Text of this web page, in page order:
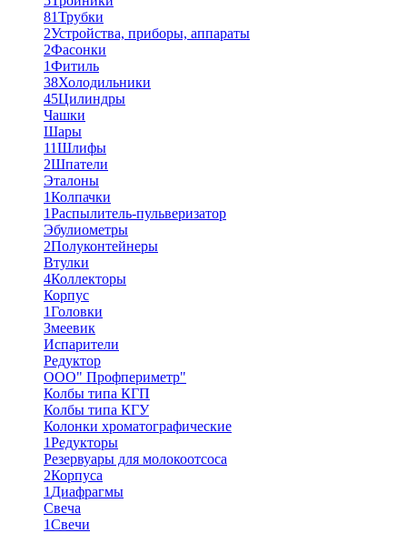
81Трубки
2Устройства, приборы, аппараты
2Фасонки
1Фитиль
38Холодильники
45Цилиндры
Чашки
Шары
11Шлифы
2Шпатели
Эталоны
1Колпачки
1Распылитель-пульверизатор
Эбулиометры
2Полуконтейнеры
Втулки
4Коллекторы
Корпус
1Головки
Змеевик
Испарители
Редуктор
ООО" Профпериметр"
Колбы типа КГП
Колбы типа КГУ
Колонки хроматографические
1Редукторы
Резервуары для молокоотсоса
2Корпуса
1 Диафрагмы
Свеча
1Свечи